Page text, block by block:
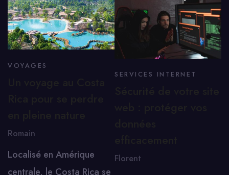
VOYAGES
Romain
Localisé en Amérique
centrale, le Costa Rica se
SERVICES INTERNET
Florent